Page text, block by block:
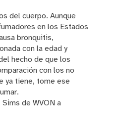
del cuerpo. Aunque
en los Estados
bronquitis,
con la edad y
hecho de que los
con los no
ya tiene, tome ese
de WVON a